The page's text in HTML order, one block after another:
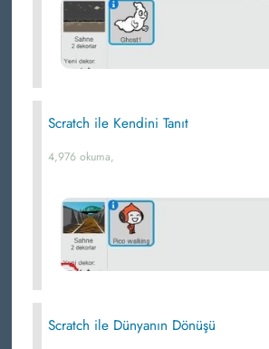
Scratch ile Kendini Tanıt
4,976 okuma,
Scratch ile Dünyanın Dönüşü